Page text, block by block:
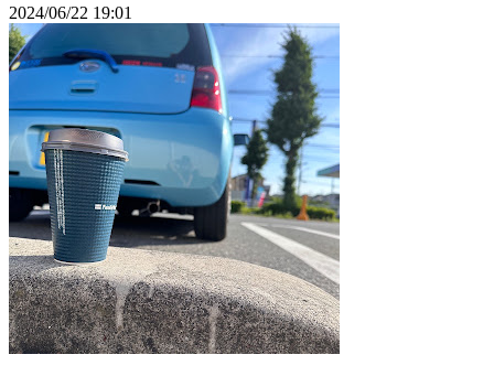
2024/06/22 19:01